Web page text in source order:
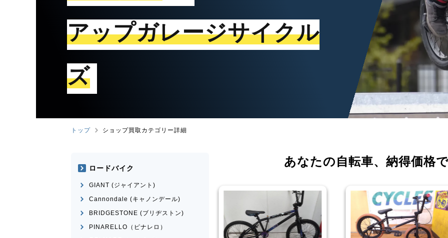
アップガレージサイクル
ズ
トップ ショップ買取カテゴリー詳細
あなたの自転車、 納得価格
ロードバイク
GIANT (ジャイアント)
Cannondale (キャノンデール)
BRIDGESTONE (ブリヂストン)
PINARELLO（ピナレロ）